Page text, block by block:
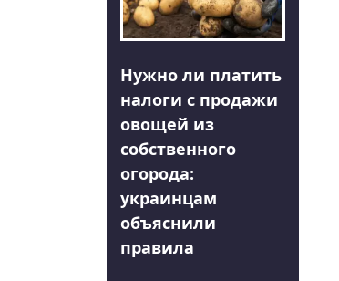
Нужно ли платить
налоги с продажи
овощей из
собственного
огорода:
украинцам
объяснили
правила